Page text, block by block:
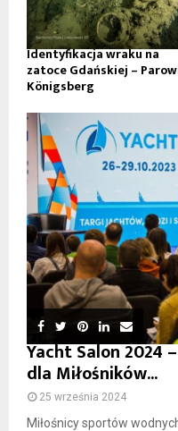
Identyfikacja wraku na
zatoce Gdańskiej –
Königsberg
Yacht Salon 2024
dla Miłośników...
25 września 2024
Miłośnicy sportów